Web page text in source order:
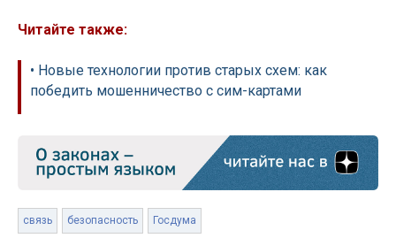
Читайте также:
• Новые технологии против старых схем: как
победить мошенничество с сим-картами
связь безопасность Госдума